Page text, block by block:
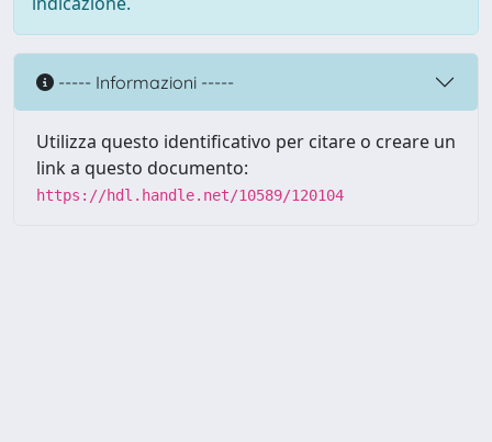
----- Informazioni -----
Utilizza questo identificativo per citare o creare un
link a questo documento:
https://hdl.handle.net/10589/120104